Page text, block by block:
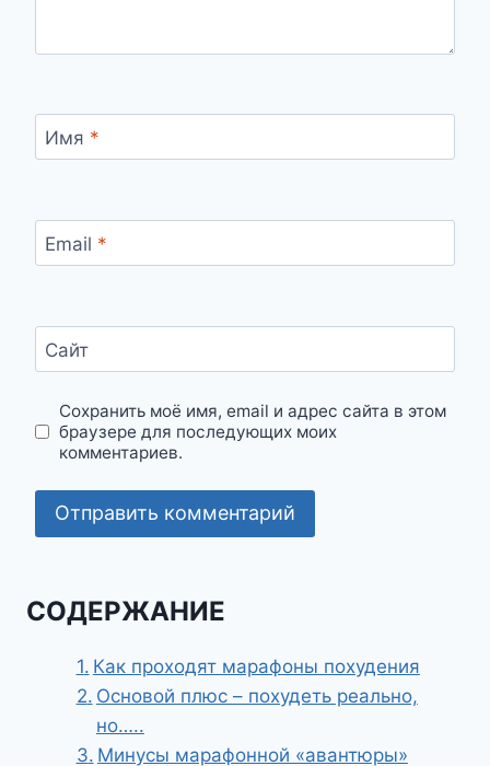
Имя *
Email *
Сайт
Сохранить моё имя, email и адрес сайта в этом
браузере для последующих моих
комментариев.
СОДЕРЖАНИЕ
Как проходят марафоны похудения
Основой плюс – похудеть реально,
но…..
Минусы марафонной «авантюры»